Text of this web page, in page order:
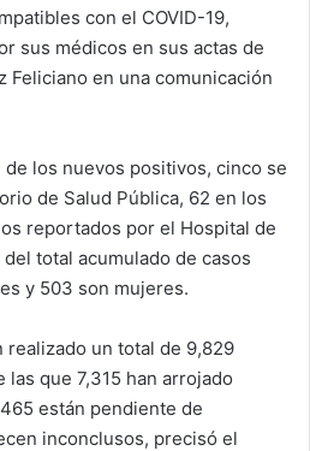
con el COVID-19,
sus médicos en sus actas de
Feliciano en una comunicación
los nuevos positivos, cinco se
de Salud Pública, 62 en los
reportados por el Hospital de
total acumulado de casos
y 503 son mujeres.
realizado un total de 9,829
las que 7,315 han arrojado
están pendiente de
inconclusos, precisó el